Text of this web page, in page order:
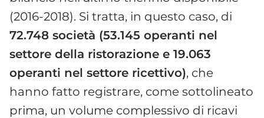
(2016-2018). Si tratta, in questo caso, di
72.748 società (53.145 operanti nel
settore della ristorazione e 19.063
operanti nel settore ricettivo), che
hanno fatto registrare, come sottolineato
prima, un volume complessivo di ricavi